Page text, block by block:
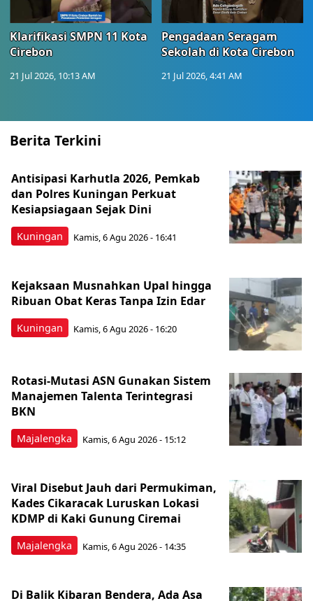
Klarifikasi SMPN 11 Kota
Cirebon
21 Jul 2026, 10:13 AM
Pengadaan Seragam
Sekolah di Kota Cirebon
21 Jul 2026, 4:41 AM
Berita Terkini
Kuningan
Antisipasi Karhutla 2026, Pemkab
dan Polres Kuningan Perkuat
Kesiapsiagaan Sejak Dini
Kamis, 6 Agu 2026 - 16:41
Kuningan
Kejaksaan Musnahkan Upal hingga
Ribuan Obat Keras Tanpa Izin Edar
Kamis, 6 Agu 2026 - 16:20
Majalengka
Rotasi-Mutasi ASN Gunakan Sistem
Manajemen Talenta Terintegrasi
BKN
Kamis, 6 Agu 2026 - 15:12
Majalengka
Viral Disebut Jauh dari Permukiman,
Kades Cikaracak Luruskan Lokasi
KDMP di Kaki Gunung Ciremai
Kamis, 6 Agu 2026 - 14:35
Di Balik Kibaran Bendera, Ada Asa